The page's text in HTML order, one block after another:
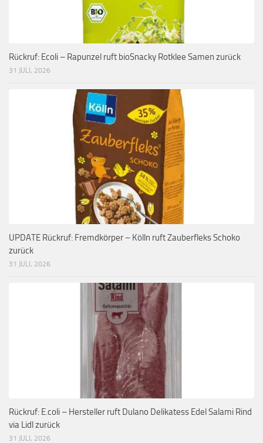
Rückruf: Ecoli – Rapunzel ruft bioSnacky Rotklee Samen zurück
31 JULI, 2026
UPDATE Rückruf: Fremdkörper – Kölln ruft Zauberfleks Schoko
zurück
31 JULI, 2026
Rückruf: E.coli – Hersteller ruft Dulano Delikatess Edel Salami Rind
via Lidl zurück
31 JULI, 2026